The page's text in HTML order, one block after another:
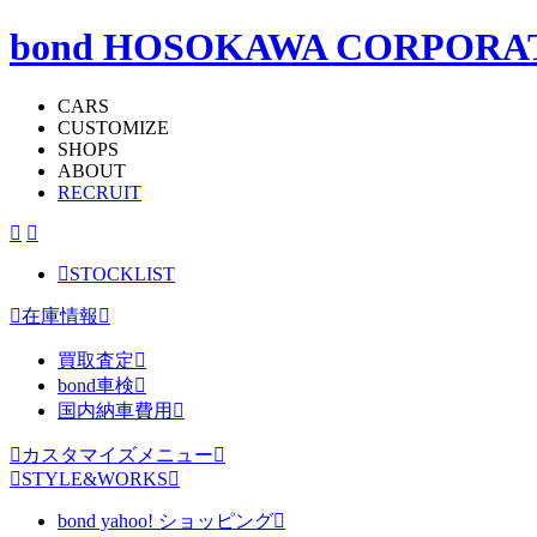
bond HOSOKAWA
CARS
CUSTOMIZE
SHOPS
ABOUT
RECRUIT
STOCKLIST
在庫情報
買取査定
bond車検
国内納車費用
カスタマイズメニュー
STYLE&WORKS
bond yahoo! ショッピング